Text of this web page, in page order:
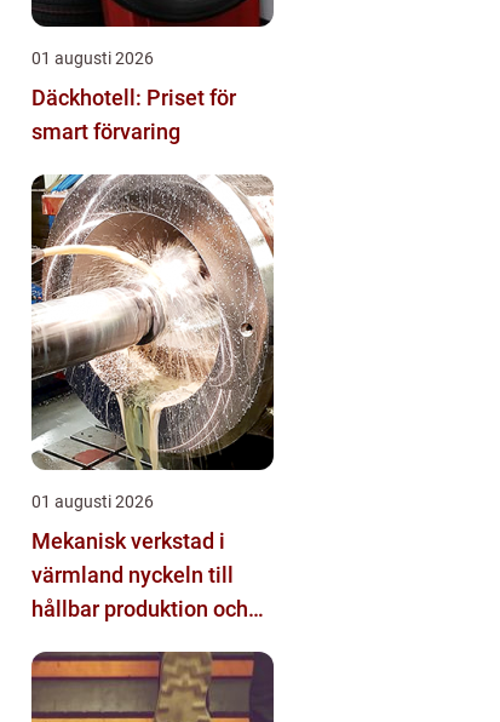
01 augusti 2026
Däckhotell: Priset för
smart förvaring
01 augusti 2026
Mekanisk verkstad i
värmland nyckeln till
hållbar produktion och